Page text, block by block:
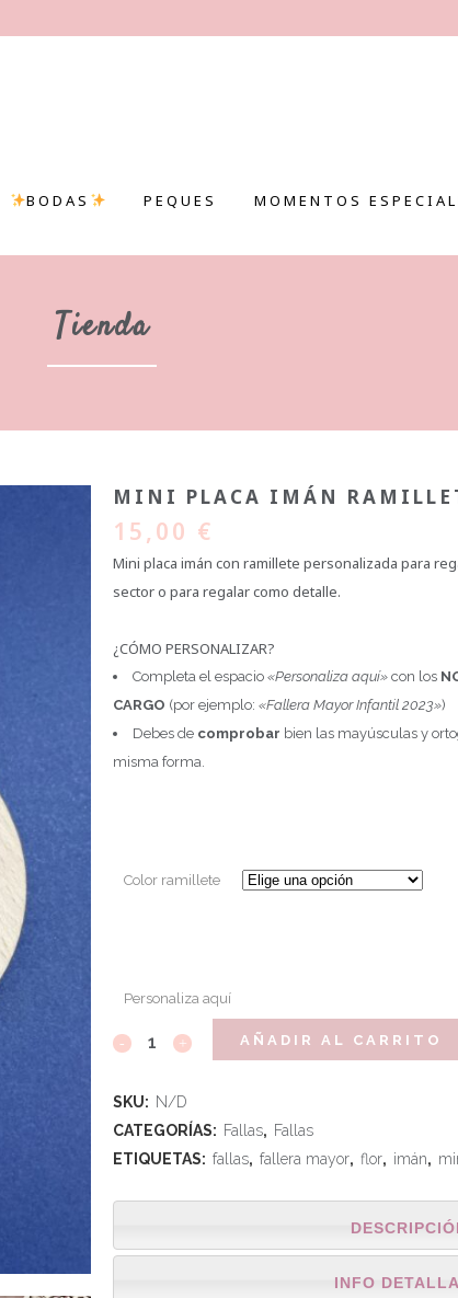
BODAS PEQUES MOMENTOS
Tienda
MINI PLACA IMÁN
15,00 €
Mini placa imán con ramillete personalizada para
sector o para regalar como detalle.
¿CÓMO PERSONALIZAR?
Completa el espacio «Personaliza aquí» con los
CARGO (por ejemplo: «Fallera Mayor Infantil 2023»)
Debes de comprobar bien las mayúsculas y
misma forma.
Color ramillete
Personaliza aquí
AÑADIR AL CARRITO
SKU: N/D
CATEGORÍAS: Fallas, Fallas
ETIQUETAS: fallas, fallera mayor, flor, imán,
INFO